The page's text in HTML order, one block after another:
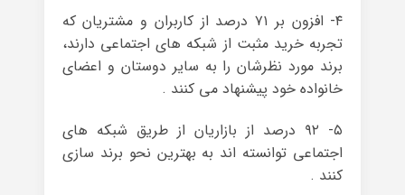
۴- افزون بر ۷۱ درصد از کاربران و مشتریان که
تجربه خرید مثبت از شبکه های اجتماعی دارند،
برند مورد نظرشان را به سایر دوستان و اعضای
خانواده خود پیشنهاد می کنند .
۵- ۹۲ درصد از بازاریان از طریق شبکه های
اجتماعی توانسته اند به بهترین نحو برند سازی
کنند .